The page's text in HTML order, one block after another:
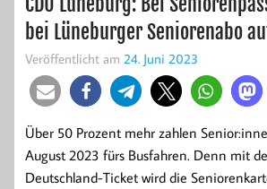
bei Lüneburger Seniorenabo
Veröffentlicht am 24. Juni 2023
Über 50 Prozent mehr zahlen
August 2023 fürs Busfahren. Denn mit
Deutschland-Ticket wird die